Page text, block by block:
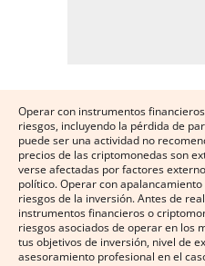
Operar con instrumentos
riesgos, incluyendo la pérdida de
puede ser una actividad no
precios de las criptomonedas son
verse afectadas por factores
político. Operar con
riesgos de la inversión. Antes de
instrumentos financieros o
riesgos asociados de operar en los
tus objetivos de inversión, nivel de
asesoramiento profesional en el